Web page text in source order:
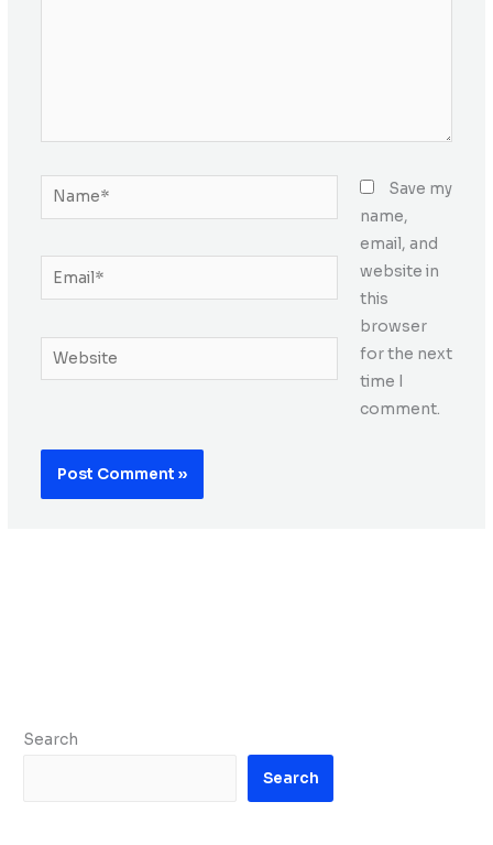
Name*
Email*
Website
Save my
name,
email, and
website in
this
browser
for the next
time I
comment.
Search
Search